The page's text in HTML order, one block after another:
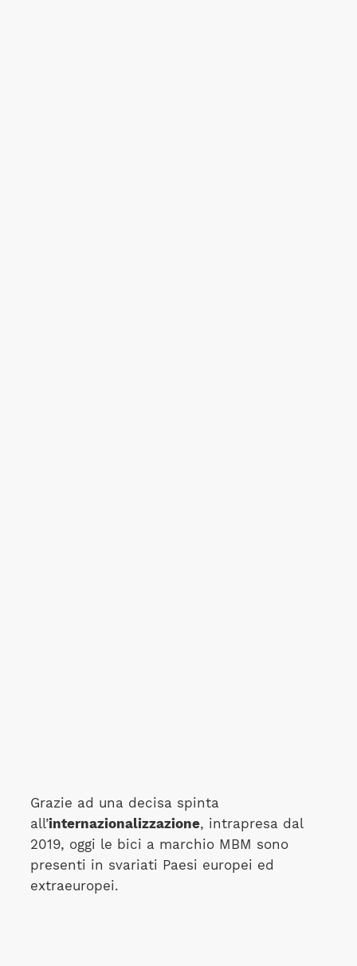
Grazie ad una decisa spinta
all’internazionalizzazione, intrapresa dal
2019, oggi le bici a marchio MBM sono
presenti in svariati Paesi europei ed
extraeuropei.